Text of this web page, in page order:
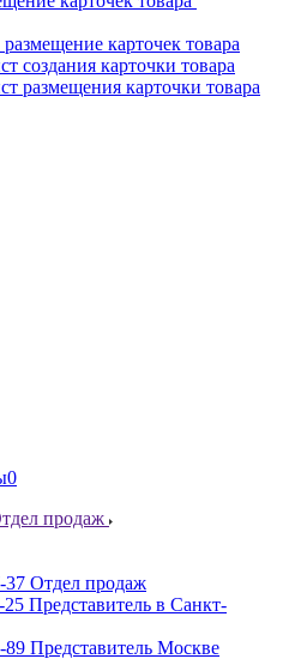
карточек товара
создания карточки товара
размещения карточки товара
0
продаж
37 Отдел продаж
25 Представитель в Санкт-
89 Представитель Москве